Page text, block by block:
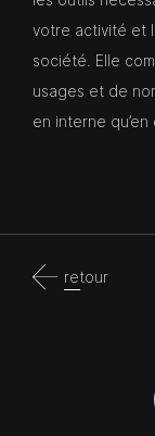
votre activité et
société. Elle
usages et de
en interne qu’en
retour